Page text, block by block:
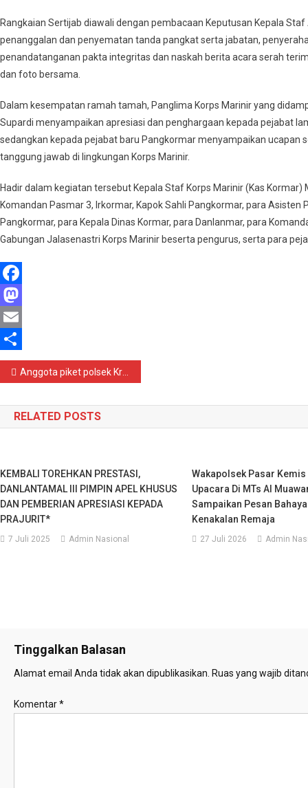
Rangkaian Sertijab diawali dengan pembacaan Keputusan Kepala
penanggalan dan penyematan tanda pangkat serta jabatan,
penandatanganan pakta integritas dan naskah berita acara serah
dan foto bersama.
Dalam kesempatan ramah tamah, Panglima Korps Marinir yang
Supardi menyampaikan apresiasi dan penghargaan kepada pejabat
sedangkan kepada pejabat baru Pangkormar menyampaikan
tanggung jawab di lingkungan Korps Marinir.
Hadir dalam kegiatan tersebut Kepala Staf Korps Marinir (Kas
Komandan Pasmar 3, Irkormar, Kapok Sahli Pangkormar, para
Pangkormar, para Kepala Dinas Kormar, para Danlanmar, para
Gabungan Jalasenastri Korps Marinir beserta pengurus, serta para
Facebook
Mastodon
Email
Share
Navigasi
pos
Anggota piket polsek Kramatwatu Polresta Serang kota Polda Banten melaksanakan monitoring perkembangan tanaman jagung dalam rangka program nasional ketahanan pangan
RELATED POSTS
KEMBALI TOREHKAN PRESTASI,
DANLANTAMAL III PIMPIN APEL KHUSUS
DAN PEMBERIAN APRESIASI KEPADA
PRAJURIT*
7 Juli 2025 Admin Nasional
Wakapolsek Pasar
Upacara Di MTs Al
Sampaikan Pesan
Kenakalan Remaja
27 Juli 2026 Admin
Tinggalkan Balasan
Alamat email Anda tidak akan dipublikasikan. Ruas yang wajib
Komentar*